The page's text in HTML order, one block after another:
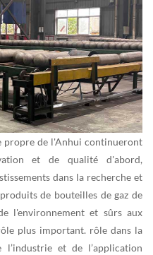
propre de l'Anhui continueront
et de qualité d'abord,
dans la recherche et
de bouteilles de gaz de
l'environnement et sûrs aux
plus important. rôle dans la
et de l’application